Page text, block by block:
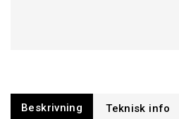
Beskrivning